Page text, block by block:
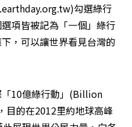
勾選綠行
項皆被記為「一個」綠行
，可以讓世界看見台灣的
「10億綠行動」(Billion
目的在2012里約地球高峰